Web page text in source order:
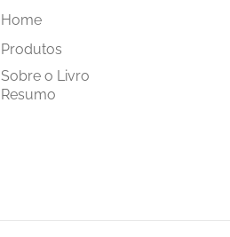
Home
Produtos
Sobre o Livro
Resumo